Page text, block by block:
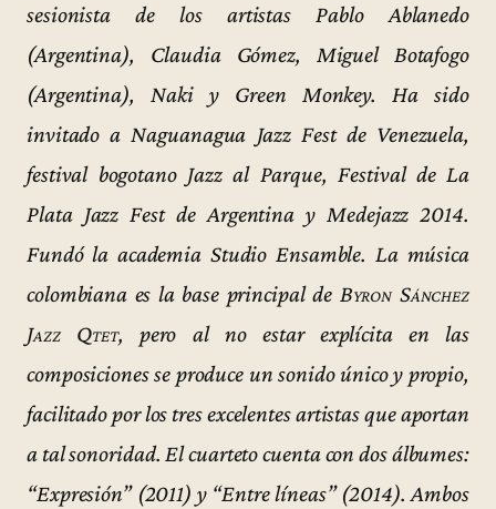
sesionista de los artistas Pablo Ablanedo
(Argentina), Claudia Gómez, Miguel Botafogo
(Argentina), Naki y Green Monkey. Ha sido
invitado a Naguanagua Jazz Fest de Venezuela,
festival bogotano Jazz al Parque, Festival de La
Plata Jazz Fest de Argentina y Medejazz 2014.
Fundó la academia Studio Ensamble. La música
colombiana es la base principal de Byron Sánchez
Jazz Qtet, pero al no estar explícita en las
composiciones se produce un sonido único y propio,
facilitado por los tres excelentes artistas que aportan
a tal sonoridad. El cuarteto cuenta con dos álbumes:
“Expresión” (2011) y “Entre líneas” (2014). Ambos